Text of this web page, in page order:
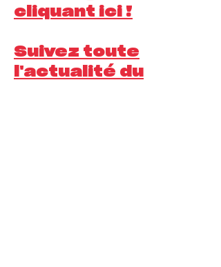
cliquant ici !
Suivez toute
l'actualité du